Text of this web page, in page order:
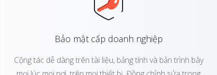
Bảo mật cấp doanh nghiệp
Cộng tác dễ dàng trên tài liệu, bảng tính và bản trình bày